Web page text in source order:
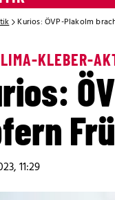
Kurios: ÖVP-Plakolm
KLEBER-
11:29